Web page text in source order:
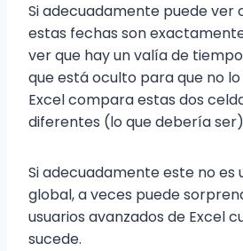
Si adecuadamente puede ver
estas fechas son
ver que hay un valía de
que está oculto para que no
Excel compara estas dos
diferentes (lo que debería
Si adecuadamente este no es
global, a veces puede
usuarios avanzados de Excel
sucede.